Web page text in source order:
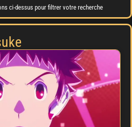
ci-dessus pour filtrer votre recherche